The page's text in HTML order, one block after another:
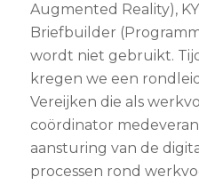
Augmented Reality),
Briefbuilder
wordt niet gebruikt.
kregen we een
Vereijken die als
coördinator
aansturing van de
processen rond